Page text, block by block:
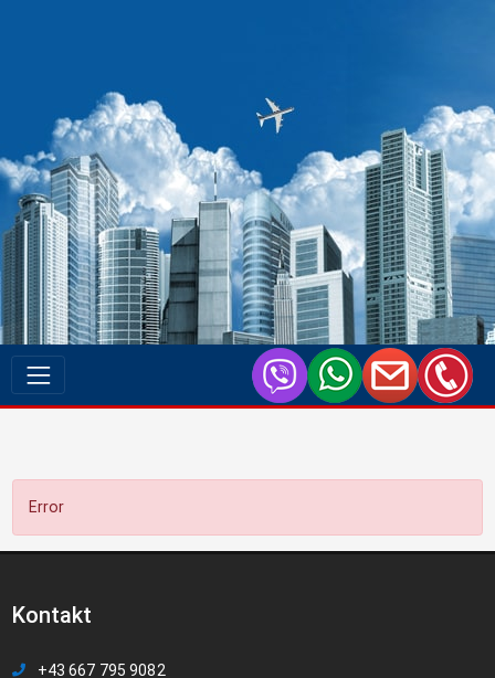
Error
Kontakt
+43 667 795 9082